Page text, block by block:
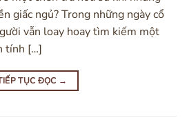
giấc ngủ? Trong những ngày cổ
vẫn loay hoay tìm kiếm một
tính […]
TỤC ĐỌC →